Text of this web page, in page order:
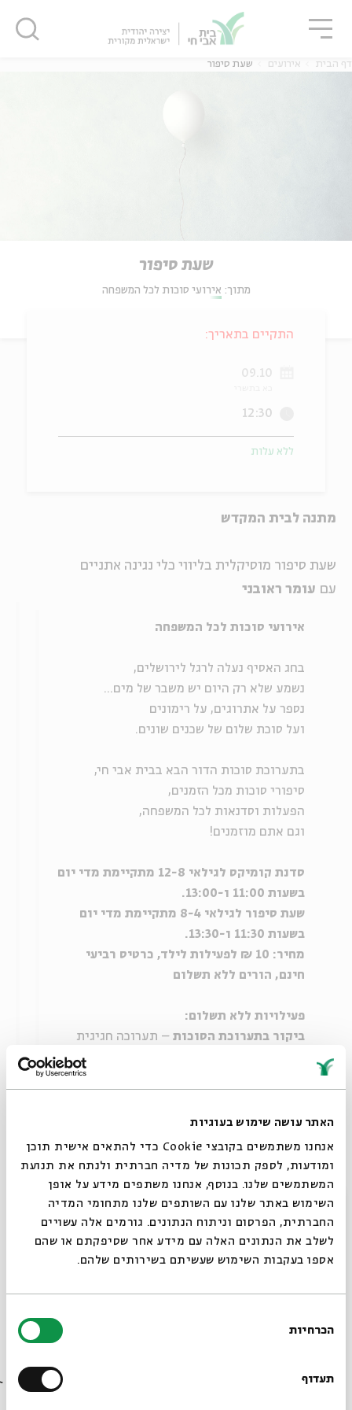
האתר עושה שימוש בעוגיות
אנחנו משתמשים בקובצי Cookie כדי להתאים אישית תוכן
ומודעות, לספק תכונות של מדיה חברתית ולנתח את תנועת
המשתמשים שלנו. בנוסף, אנחנו משתפים מידע על אופן
השימוש באתר שלנו עם השותפים שלנו מתחומי המדיה
החברתית, הפרסום וניתוח הנתונים. גורמים אלה עשויים
לשלב את הנתונים האלה עם מידע אחר שסיפקתם או שהם
אספו בעקבות השימוש שעשיתם בשירותים שלהם.
הסכמה
הכרחיות
תעדוף
דף הבית אירועים שעת סיפור
שעת סיפור
מתוך: אירועי סוכות לכל המשפחה
מתנה לבית המקדש
שעת סיפור מוסיקלית בליווי כלי נגינה אתניים
עם עומר ראובני
אירועי סוכות לכל המשפחה
בחג האסיף נעלה לרגל לירושלים,
נשמע שלא רק היום יש משבר של מים...
נספר על אתרוגים, על רימונים
ועל סוכת שלום של שכנים שונים.
בתערוכת סוכות הדור הבא בבית אבי חי,
סיפורי סוכות מכל הזמנים,
הפעלות וסדנאות לכל המשפחה,
וגם אתם מוזמנים!
סדנת קומיקס לגילאי 12-8 מתקיימת מדי יום
בשעות 11:00 ו-13:00.
שעת סיפור לגילאי 8-4 מתקיימת מדי יום
בשעות 11:30 ו-13:30.
מחיר: 10 ₪ לפעילות לילד, כרטיס רביעי
חינם, הורים ללא תשלום
פעילויות ללא תשלום:
ביקור בתערוכת הסוכות – תערוכה חגיגית
בחצר בית אבי חי, של הדגמים הזוכים והדגמים
לפי כתב חידה
הורים מוזמנים לספר לילדים
סיפורי סוכות בפינת ישיבה נעימה שתוצב
במקום
שעות הפתיחה של התערוכה בחול המועד:
ראשון עד חמישי – 10:00 – 19:00
במקום תוצב סוכה לנוחות המבקרים,
והקפיטריה תיפתח לשירותכם עם תפריט מיוחד
התקיים בתאריך:
09.10
12:30
ללא עלות
סגור
סגור